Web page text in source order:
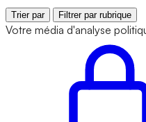
Trier par Filtrer par rubrique
Votre média d'analyse